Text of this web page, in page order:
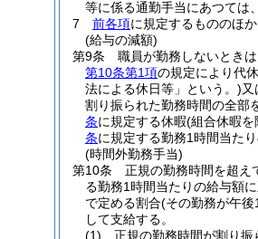
等に係る通勤手当にあつては
7
前各項に規定するもののほ
(給与の減額)
第9条
職員が勤務しないときは
第10条第1項の規定により代
法による休日等」という。)又
割り振られた勤務時間の全部
条に規定する休暇(組合休暇を
条に規定する勤務1時間当た
(時間外勤務手当)
第10条
正規の勤務時間を超え
る勤務1時間当たりの給与額
で定める割合(その勤務が午
して支給する。
(1)
正規の勤務時間が割り振